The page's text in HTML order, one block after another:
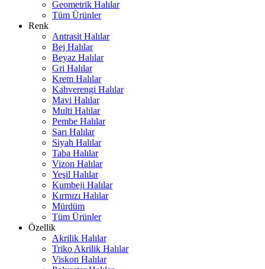
Geometrik Halılar
Tüm Ürünler
Renk
Antrasit Halılar
Bej Halılar
Beyaz Halılar
Gri Halılar
Krem Halılar
Kahverengi Halılar
Mavi Halılar
Multi Halılar
Pembe Halılar
Sarı Halılar
Siyah Halılar
Taba Halılar
Vizon Halılar
Yeşil Halılar
Kumbeji Halılar
Kırmızı Halılar
Mürdüm
Tüm Ürünler
Özellik
Akrilik Halılar
Triko Akrilik Halılar
Viskon Halılar